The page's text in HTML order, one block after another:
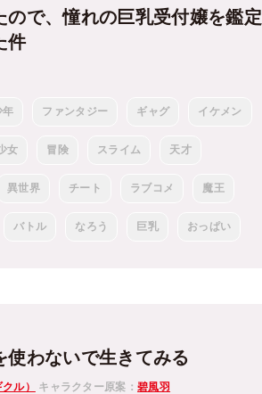
ので、憧れの巨乳受付嬢を鑑定
件
年 ファンタジー ギャグ イケメン
女 冒険 スライム 天才
異世界 チート ラブコメ 魔王
バトル なろう 巨乳 おっぱい
使わないで生きてみる
ル） キャラクター原案：碧風羽